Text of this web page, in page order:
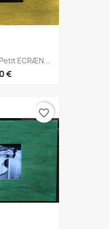
ECRÆN...
€
favorite_border